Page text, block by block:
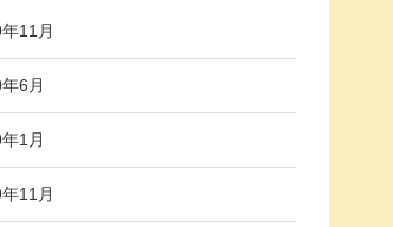
11月
6月
1月
11月